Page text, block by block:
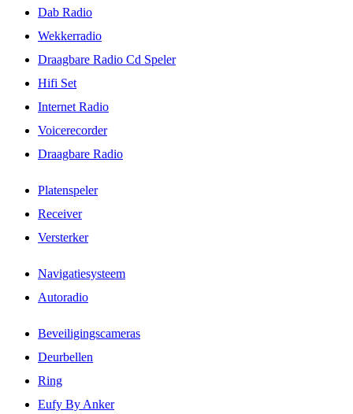
Dab Radio
Wekkerradio
Draagbare Radio Cd Speler
Hifi Set
Internet Radio
Voicerecorder
Draagbare Radio
Platenspeler
Receiver
Versterker
Navigatiesysteem
Autoradio
Beveiligingscameras
Deurbellen
Ring
Eufy By Anker